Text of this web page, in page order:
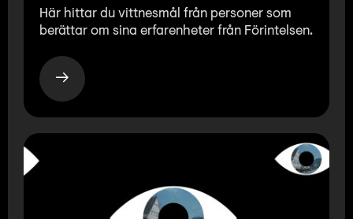
Här hittar du vittnesmål från personer som
berättar om sina erfarenheter från Förintelsen.